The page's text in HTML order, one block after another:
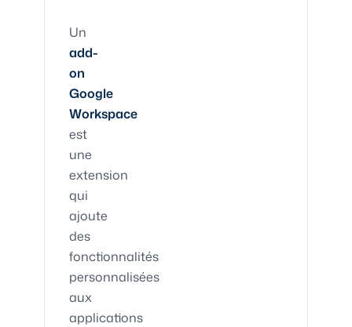
Un
add-
on
Google
Workspace
est
une
extension
qui
ajoute
des
fonctionnalités
personnalisées
aux
applications